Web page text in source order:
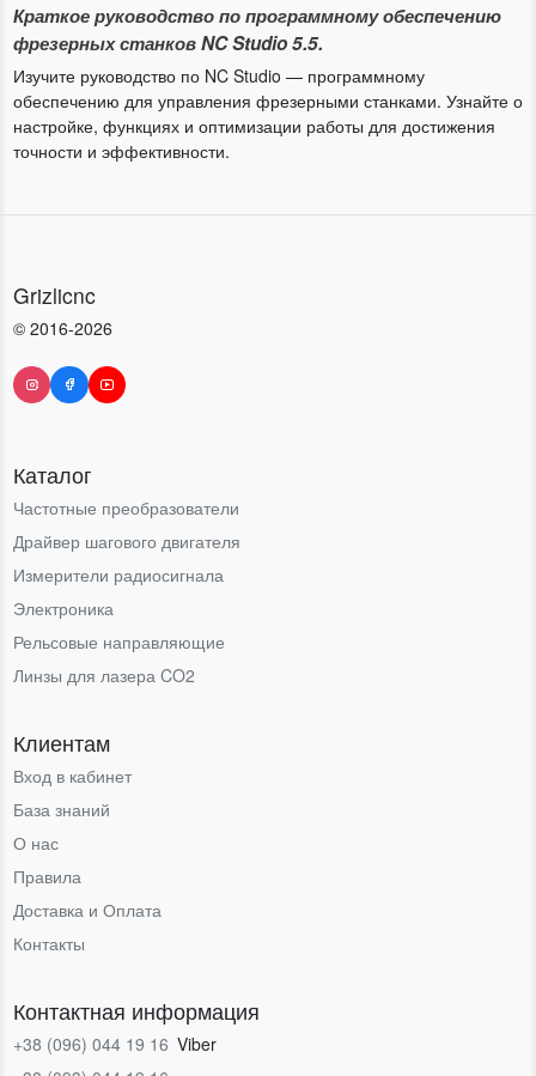
Краткое руководство по программному обеспечению
фрезерных станков NC Studio 5.5.
Изучите руководство по NC Studio — программному
обеспечению для управления фрезерными станками. Узнайте о
настройке, функциях и оптимизации работы для достижения
точности и эффективности.
Grizlicnc
© 2016-2026
Каталог
Частотные преобразователи
Драйвер шагового двигателя
Измерители радиосигнала
Электроника
Рельсовые направляющие
Линзы для лазера CO2
Клиентам
Вход в кабинет
База знаний
О нас
Правила
Доставка и Оплата
Контакты
Контактная информация
+38 (096) 044 19 16 Viber